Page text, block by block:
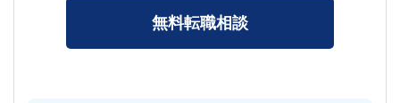
無料転職相談